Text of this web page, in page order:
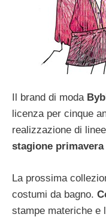
Il brand di moda
licenza per cinque
realizzazione di
stagione primavera
La prossima
costumi da bagno.
stampe materiche e